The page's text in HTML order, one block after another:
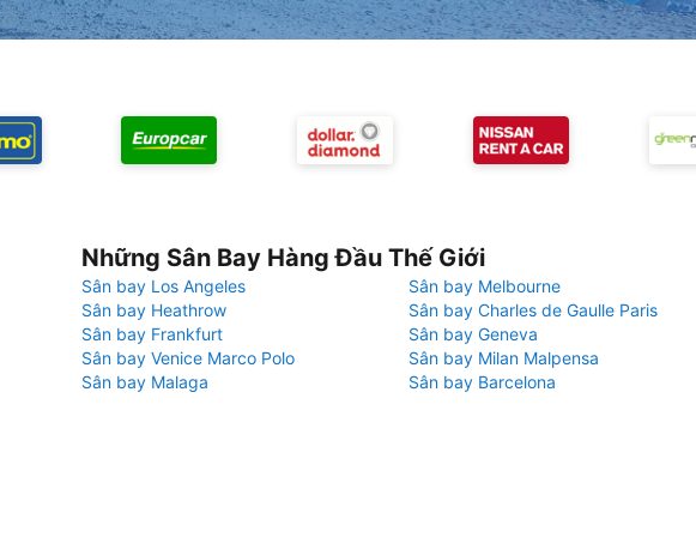
Những Sân Bay Hàng Đầu Thế Giới
Sân bay Los Angeles
Sân bay Melbourne
Sân bay Heathrow
Sân bay Charles de Gaulle Paris
Sân bay Frankfurt
Sân bay Geneva
Sân bay Venice Marco Polo
Sân bay Milan Malpensa
Sân bay Malaga
Sân bay Barcelona